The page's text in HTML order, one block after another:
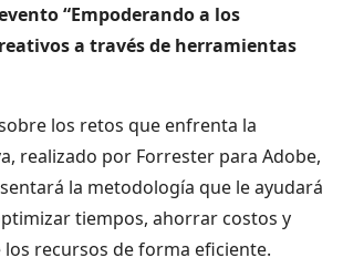
“Empoderando a los
a través de herramientas
los retos que enfrenta la
realizado por Forrester para Adobe,
la metodología que le ayudará
tiempos, ahorrar costos y
recursos de forma eficiente.